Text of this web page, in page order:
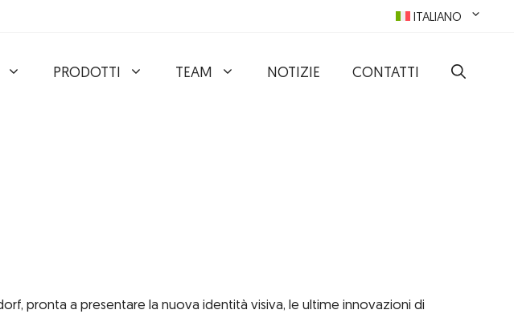
ITALIANO
PRODOTTI TEAM NOTIZIE CONTATTI
pronta a presentare la nuova identità visiva, le ultime innovazioni di